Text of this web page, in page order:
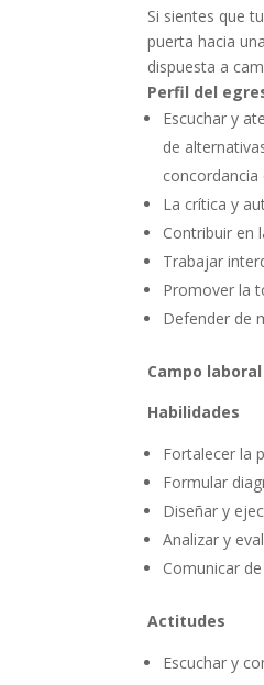
Si sientes que
puerta hacia
dispuesta a
Perfil del
Escuchar y
de
La crítica y
Contribuir en
Trabajar
Promover la
Defender de
Campo laboral
Habilidades
Fortalecer la
Formular
Diseñar y
Analizar y
Comunicar
Actitudes
Escuchar y